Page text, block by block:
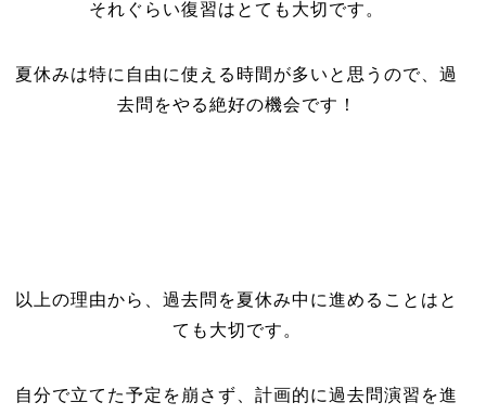
それぐらい復習はとても大切です。
夏休みは特に自由に使える時間が多いと思うので、過
去問をやる絶好の機会です！
以上の理由から、過去問を夏休み中に進めることはと
ても大切です。
自分で立てた予定を崩さず、計画的に過去問演習を進